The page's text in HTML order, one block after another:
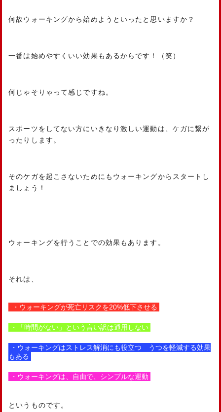
何故ウォーキングから始めようといったと思いますか？
一番は始めやすくいい効果もあるからです！（笑）
何じゃそりゃって感じですね。
スポーツをしてない方にいきなり激しい運動は、ケガに繋が
ったりします。
そのケガを起こさないためにもウォーキングからスタートし
ましょう！
ウォーキングを行うことでの効果もあります。
それは、
・ウォーキングが死亡リスクを20%低下させる
・「時間がない」という言い訳は通用しない
・ウォーキングはストレス解消にも役立つ うつを軽減する効果
もある
・ウォーキングは、自由で、シンプルな運動
というものです。